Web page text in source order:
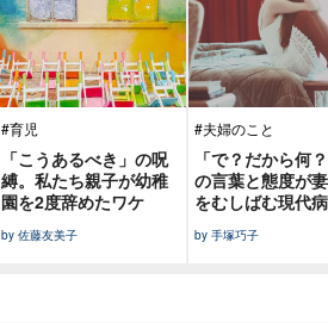
#育児
「こうあるべき」の呪
縛。私たち親子が幼稚
園を2度辞めたワケ
by 佐藤友美子
#夫婦のこと
「で？だから何
の言葉と態度が
をむしばむ現代病
by 手塚巧子